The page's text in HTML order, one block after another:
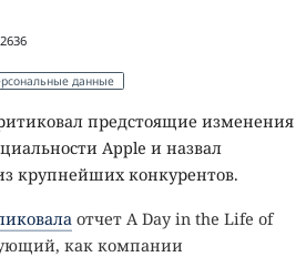
данные
предстоящие изменения
Apple и назвал
крупнейших конкурентов.
отчет A Day in the Life of
как компании